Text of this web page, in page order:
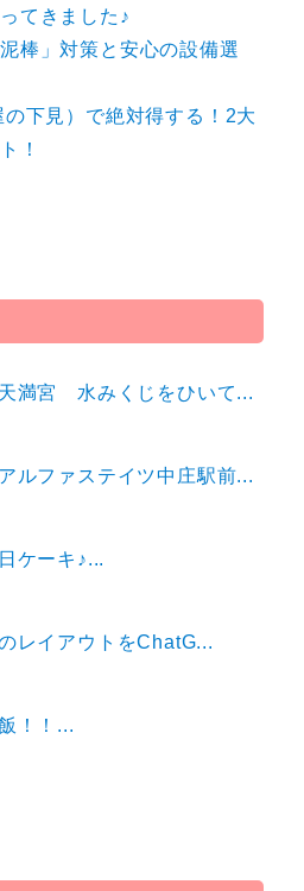
てきました♪
棒」対策と安心の設備選
下見）で絶対得する！2大
！
満宮 水みくじをひいて...
ルファステイツ中庄駅前...
ケーキ♪...
レイアウトをChatG...
！！...